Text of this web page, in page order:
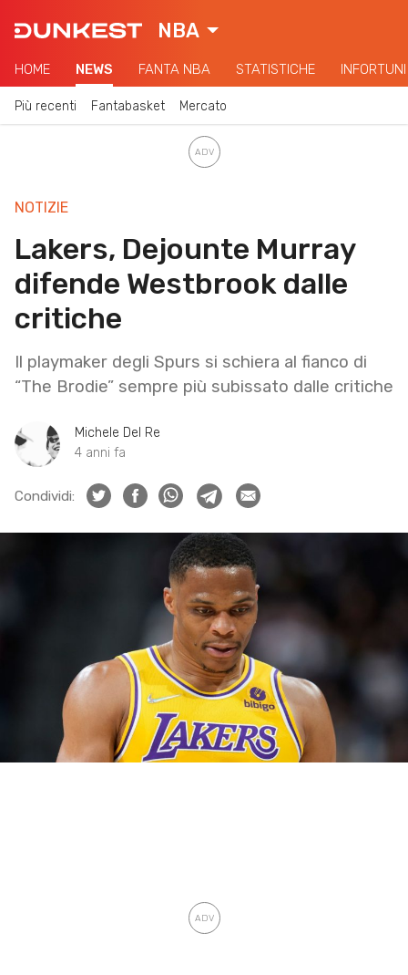
NBA
HOME NEWS FANTA NBA STATISTICHE INFORTUNI
Più recenti Fantabasket Mercato
NOTIZIE
Lakers, Dejounte Murray
difende Westbrook dalle
critiche
Il playmaker degli Spurs si schiera al fianco di
“The Brodie” sempre più subissato dalle critiche
Michele Del Re
4 anni fa
Condividi: